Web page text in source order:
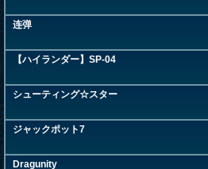
连弹
【ハイランダー】SP-04
シューティング☆スター
ジャックポット7
Dragunity